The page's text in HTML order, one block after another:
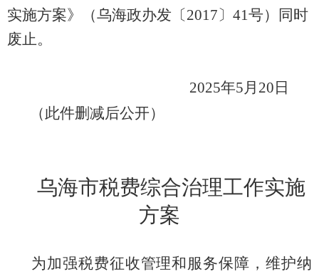
实施方案》（乌海政办发 〔2017〕 41号）同时
废止。
2025年5 月 20 日
（此件删减后公开）
乌海市税费综合治理工作实施
方案
为加强税费征收管理和服务保障，维护纳